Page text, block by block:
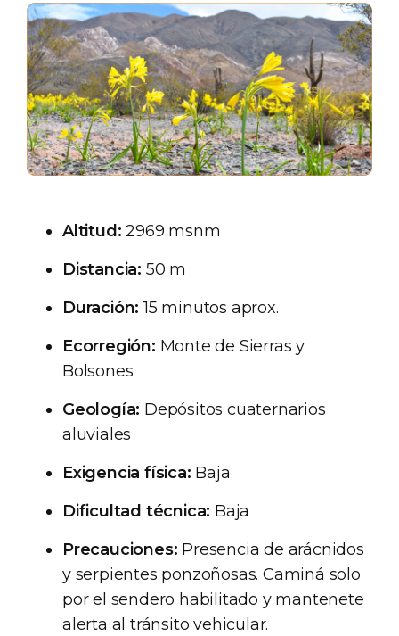
Altitud: 2969 msnm
Distancia: 50 m
Duración: 15 minutos aprox.
Ecorregión: Monte de Sierras y
Bolsones
Geología: Depósitos cuaternarios
aluviales
Exigencia física: Baja
Dificultad técnica: Baja
Precauciones: Presencia de arácnidos
y serpientes ponzoñosas. Caminá solo
por el sendero habilitado y mantenete
alerta al tránsito vehicular.